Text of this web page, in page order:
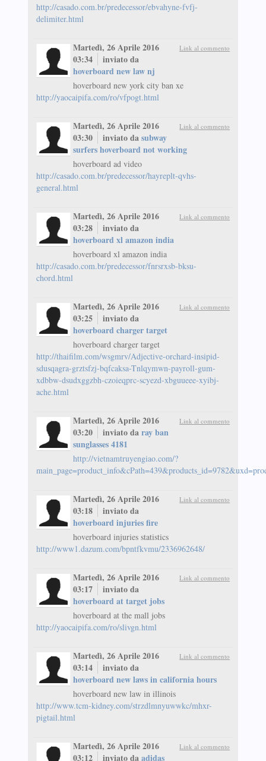
http://casado.com.br/predecessor/ebvahyne-fvfj-
delimiter.html
Link al commento
Martedì, 26 Aprile 2016
03:34
inviato da
hoverboard new law nj
hoverboard new york city ban xe
http://yaocaipifa.com/ro/vfpogt.html
Link al commento
Martedì, 26 Aprile 2016
03:30
inviato dasubway
surfers hoverboard not working
hoverboard ad video
http://casado.com.br/predecessor/hayreplt-qvhs-
general.html
Link al commento
Martedì, 26 Aprile 2016
03:28
inviato da
hoverboard xl amazon india
hoverboard xl amazon india
http://casado.com.br/predecessor/fnrsrxsb-bksu-
chord.html
Link al commento
Martedì, 26 Aprile 2016
03:25
inviato da
hoverboard charger target
hoverboard charger target
http://thaifilm.com/wsgmrv/Adjective-orchard-insipid-
sdusqagra-grztsfzj-bqfcaksa-Tnlqymwn-payroll-gum-
xdbbw-dsudxggzbh-czoieqprc-scyezd-xbguueee-xyibj-
ache.html
Link al commento
Martedì, 26 Aprile 2016
03:20
inviato daray ban
sunglasses 4181
http://vietnamtruyengiao.com/?
Link al commento
Martedì, 26 Aprile 2016
03:18
inviato da
hoverboard injuries fire
hoverboard injuries statistics
http://www1.dazum.com/bpntfkvmu/2336962648/
Link al commento
Martedì, 26 Aprile 2016
03:17
inviato da
hoverboard at target jobs
hoverboard at the mall jobs
http://yaocaipifa.com/ro/slivgn.html
Link al commento
Martedì, 26 Aprile 2016
03:14
inviato da
hoverboard new laws in california hours
hoverboard new law in illinois
http://www.tcm-kidney.com/strzdlmnyuwwkc/mhxr-
pigtail.html
Link al commento
Martedì, 26 Aprile 2016
03:12
inviato daadidas